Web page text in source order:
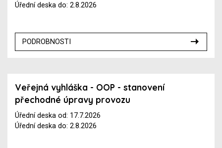
Úřední deska do: 2.8.2026
PODROBNOSTI
Veřejná vyhláška - OOP - stanovení
přechodné úpravy provozu
Úřední deska od: 17.7.2026
Úřední deska do: 2.8.2026